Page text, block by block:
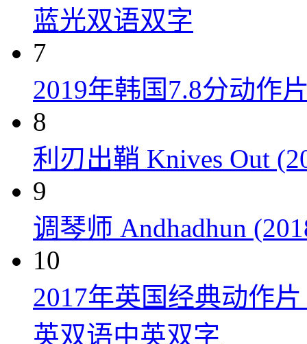
蓝光双语双字
7
2019年韩国7.8分动作
8
利刃出鞘 Knives Out
9
调琴师 Andhadhun
10
2017年英国经典动作
英双语中英双字